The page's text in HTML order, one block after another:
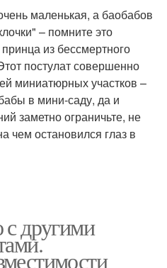
маленькая, а баобабов
– помните это
из бессмертного
постулат совершенно
миниатюрных участков –
в мини-саду, да и
заметно ограничьте, не
чем остановился глаз в
с другими